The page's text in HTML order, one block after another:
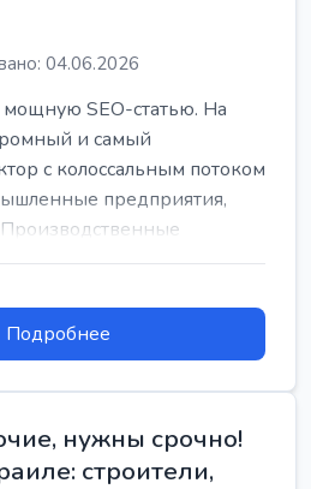
04.06.2026
SEO-статью. На
и самый
с колоссальным потоком
предприятия,
Подробнее
нужны срочно!
строители,